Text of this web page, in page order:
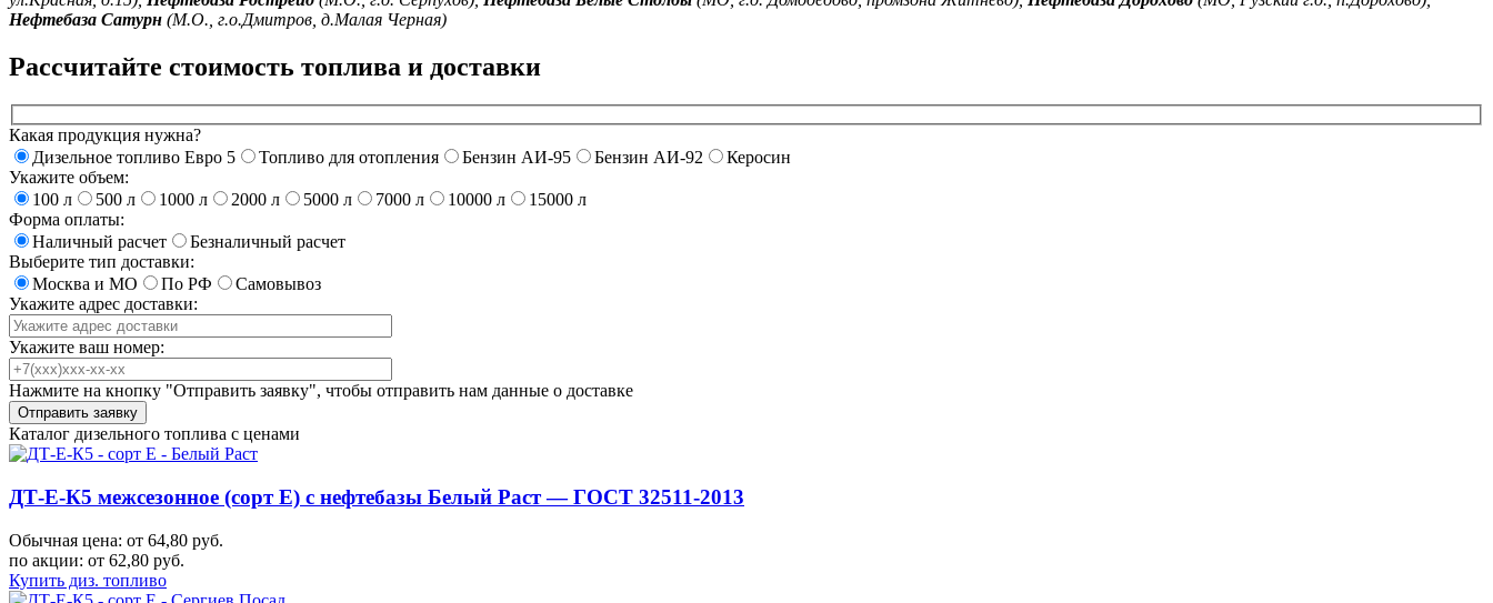
Нефтебаза Сатурн (М.О., г.о.Дмитров, д.Малая Черная)
Рассчитайте стоимость топлива и доставки
Какая продукция нужна?
Дизельное топливо Евро 5
Топливо для отопления Бензин АИ-95 Бензин АИ-92
Керосин
Укажите объем:
100 л
500 л 1000 л 2000 л 5000 л 7000 л 10000 л
15000 л
Форма оплаты:
Наличный расчет
Безналичный расчет
Выберите тип доставки:
Москва и МО
По РФ
Самовывоз
Укажите адрес доставки:
Укажите ваш номер:
Нажмите на кнопку "Отправить заявку", чтобы отправить нам данные о доставке
Каталог дизельного топлива с ценами
ДТ-Е-К5 межсезонное (сорт Е) с нефтебазы Белый Раст — ГОСТ 32511-2013
Обычная цена: от 64,80 руб.
по акции: от 62,80 руб.
Купить диз. топливо